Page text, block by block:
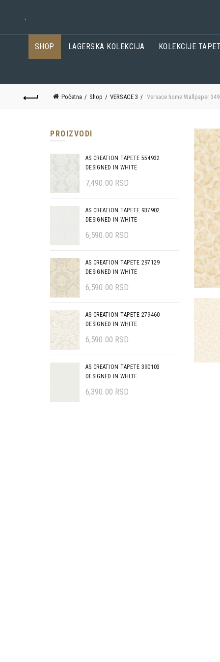
.
SHOP LAGERSKA KOLEKCIJA KOLEKCIJE
Početna Shop VERSACE 3 Versace home Wallpaper
PROIZVODI
AS CREATION TAPETE 554932
DESIGNED IN WHITE
7,490.00 RSD
AS CREATION TAPETE 937902
DESIGNED IN WHITE
6,590.00 RSD
AS CREATION TAPETE 297129
DESIGNED IN WHITE
6,590.00 RSD
AS CREATION TAPETE 279460
DESIGNED IN WHITE
6,590.00 RSD
AS CREATION TAPETE 390103
DESIGNED IN WHITE
6,390.00 RSD